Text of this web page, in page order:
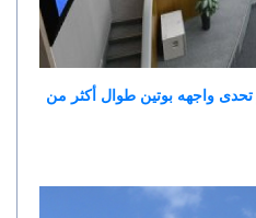
واجهه بوتين طوال أكثر من